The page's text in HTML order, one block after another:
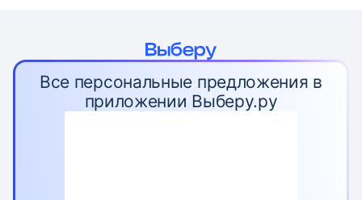
Все персональные предложения в
приложении Выберу.ру